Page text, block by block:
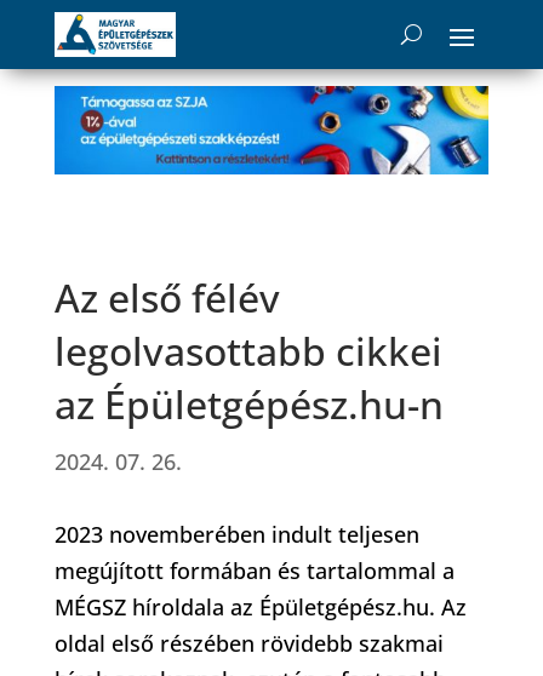
Az első félév
legolvasottabb cikkei
az Épületgépész.hu-n
2024. 07. 26.
2023 novemberében indult teljesen
megújított formában és tartalommal a
MÉGSZ híroldala az Épületgépész.hu. Az
oldal első részében rövidebb szakmai